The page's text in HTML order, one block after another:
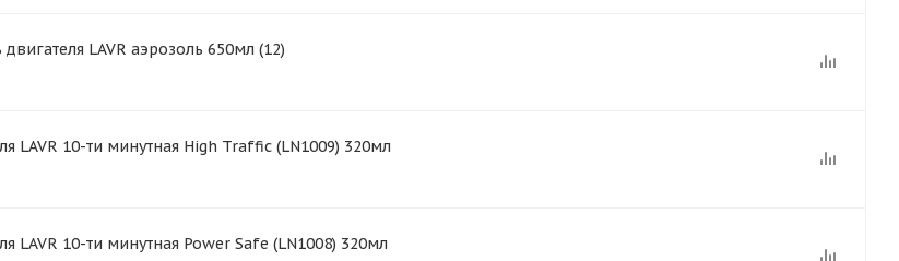
LAVR аэрозоль 650мл (12)
LAVR 10-ти минутная High Traffic (LN1009) 320мл
LAVR 10-ти минутная Power Safe (LN1008) 320мл